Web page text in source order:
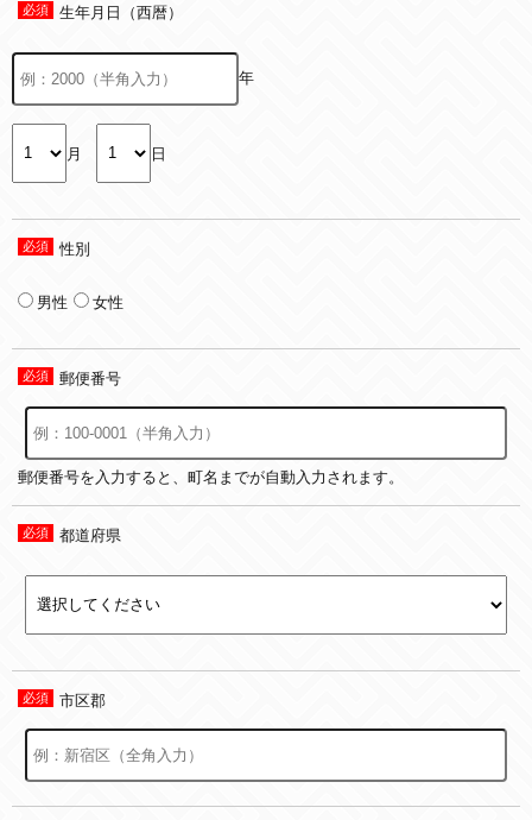
生年月日（西暦）
年
月 日
性別
男性 女性
郵便番号
郵便番号を入力すると、町名までが自動入力されます。
都道府県
市区郡